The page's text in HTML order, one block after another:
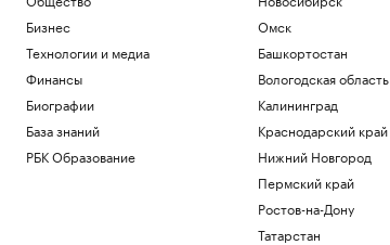
Бизнес
Технологии и медиа
Финансы
Биографии
База знаний
РБК Образование
Омск
Башкортостан
Вологодская область
Калининград
Краснодарский край
Нижний Новгород
Пермский край
Ростов-на-Дону
Татарстан